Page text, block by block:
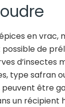
en
possible de
d’insectes
type safran
peuvent être
un récipient